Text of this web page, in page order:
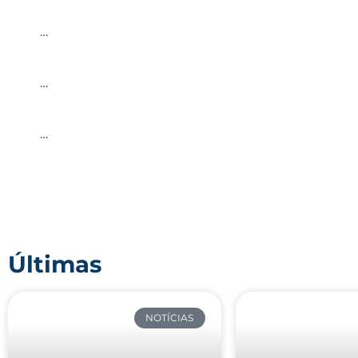
…
…
…
Últimas
NOTÍCIAS